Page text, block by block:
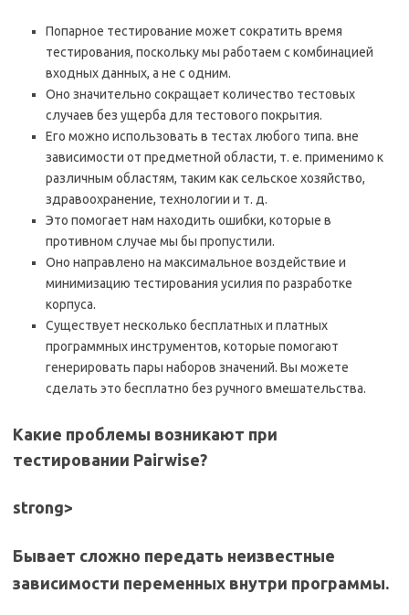
Попарное тестирование может сократить время
тестирования, поскольку мы работаем с комбинацией
входных данных, а не с одним.
Оно значительно сокращает количество тестовых
случаев без ущерба для тестового покрытия.
Его можно использовать в тестах любого типа. вне
зависимости от предметной области, т. е. применимо к
различным областям, таким как сельское хозяйство,
здравоохранение, технологии и т. д.
Это помогает нам находить ошибки, которые в
противном случае мы бы пропустили.
Оно направлено на максимальное воздействие и
минимизацию тестирования усилия по разработке
корпуса.
Существует несколько бесплатных и платных
программных инструментов, которые помогают
генерировать пары наборов значений. Вы можете
сделать это бесплатно без ручного вмешательства.
Какие проблемы возникают при
тестировании Pairwise?
strong>
Бывает сложно передать неизвестные
зависимости переменных внутри программы.